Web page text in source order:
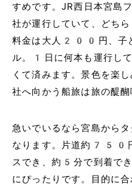
すめです。JR西日本宮島
社が運行していて、どち
料金は大人200円、子
ル。1日に何本も運行し
くて済みます。景色を楽
社へ向かう船旅は旅の醍醐
急いでいるなら宮島から
なります。片道約750円
スでき、約5分で到着で
にぴったりです。目的に